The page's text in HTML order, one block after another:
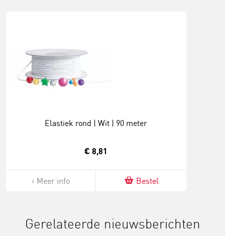
Elastiek rond | Wit | 90 meter
€ 8,81
Meer info Bestel
Gerelateerde nieuwsberichten